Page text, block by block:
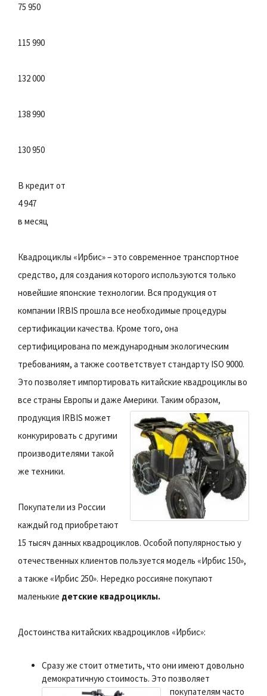
75 950
115 990
132 000
138 990
130 950
В кредит от
4 947
в месяц
Квадроциклы «Ирбис» – это современное транспортное
средство, для создания которого используются только
новейшие японские технологии. Вся продукция от
компании IRBIS прошла все необходимые процедуры
сертификации качества. Кроме того, она
сертифицирована по международным экологическим
требованиям, а также соответствует стандарту ISO 9000.
Это позволяет импортировать китайские квадроциклы во
все страны Европы и даже Америки. Таким образом,
продукция IRBIS может
конкурировать с другими
производителями такой
же техники.
Покупатели из России
каждый год приобретают
15 тысяч данных квадроциклов. Особой популярностью у
отечественных клиентов пользуется модель «Ирбис 150»,
а также «Ирбис 250». Нередко россияне покупают
маленькие детские квадроциклы.
Достоинства китайских квадроциклов «Ирбис»:
Сразу же стоит отметить, что они имеют довольно
демократичную стоимость. Это позволяет
покупателям часто